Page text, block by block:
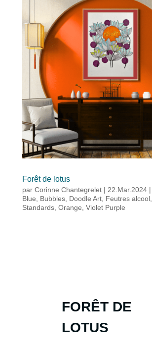
Forêt de lotus
par Corinne Chantegrelet| 22.Mar.2024|
Blue, Bubbles, Doodle Art, Feutres alcool,
Standards, Orange, Violet Purple
FORÊT DE
LOTUS